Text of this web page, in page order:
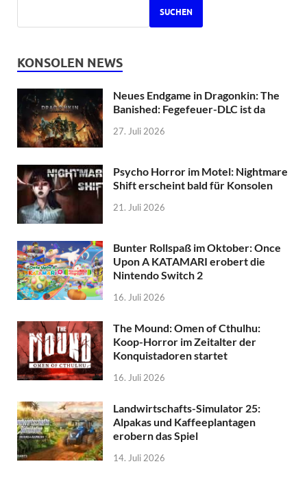
SUCHEN
KONSOLEN NEWS
Neues Endgame in Dragonkin: The
Banished: Fegefeuer-DLC ist da
27. Juli 2026
Psycho Horror im Motel: Nightmare
Shift erscheint bald für Konsolen
21. Juli 2026
Bunter Rollspaß im Oktober: Once
Upon A KATAMARI erobert die
Nintendo Switch 2
16. Juli 2026
The Mound: Omen of Cthulhu:
Koop-Horror im Zeitalter der
Konquistadoren startet
16. Juli 2026
Landwirtschafts-Simulator 25:
Alpakas und Kaffeeplantagen
erobern das Spiel
14. Juli 2026